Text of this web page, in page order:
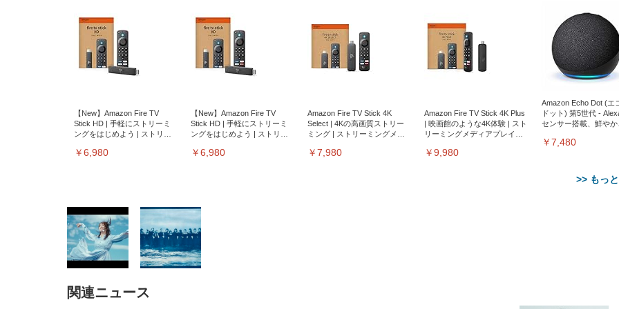
【New】Amazon Fire TV
Stick HD | 手軽にストリーミ
ングをはじめよう | ストリー
￥6,980
【New】Amazon Fire TV
Stick HD | 手軽にストリーミ
ングをはじめよう | ストリー
￥6,980
Amazon Fire TV Stick 4K
Select | 4Kの高画質ストリー
ミング | ストリーミングメデ
￥7,980
Amazon Fire TV Stick 4K Plus
| 映画館のような4K体験 | スト
リーミングメディアプレイヤ
￥9,980
Amazon Echo Dot (エ
ドット) 第5世代 -
センサー搭載、鮮やか
￥7,480
>> もっ
関連ニュース